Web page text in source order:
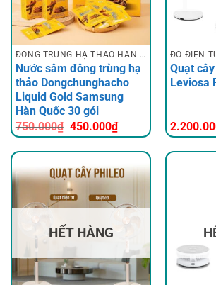
ĐÔNG TRÙNG HẠ THẢO HÀN QUỐC
Nước sâm đông trùng hạ
thảo Dongchunghacho
Liquid Gold Samsung
Hàn Quốc 30 gói
750.000₫ Giá
gốc
là:
450.000₫Giá
hiện
tại
450.000₫.
ĐỒ ĐIỆN
Quạt
Leviosa
HẾT HÀNG